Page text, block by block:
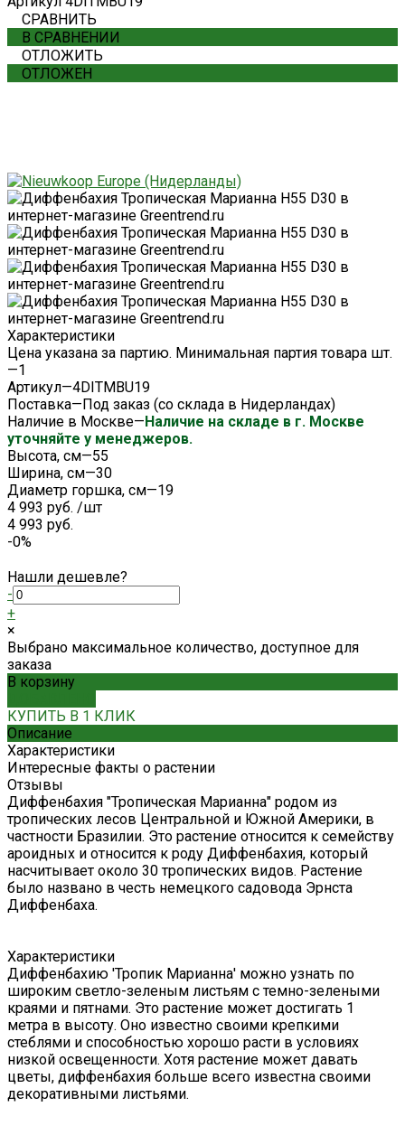
СРАВНИТЬ
В СРАВНЕНИИ
ОТЛОЖИТЬ
ОТЛОЖЕН
Характеристики
Цена указана за партию. Минимальная партия товара шт.
—1
Артикул—4DITMBU19
Поставка—Под заказ (со склада в Нидерландах)
Наличие в Москве—Наличие на складе в г. Москве
уточняйте у менеджеров.
Высота, см—55
Ширина, см—30
Диаметр горшка, см—19
4 993 руб. /шт
4 993 руб.
-0%
Нашли дешевле?
-
+
×
Выбрано максимальное количество, доступное для
заказа
В корзину
КУПИТЬ В 1 КЛИК
Описание
Характеристики
Интересные факты о растении
Отзывы
Диффенбахия "Тропическая Марианна" родом из
тропических лесов Центральной и Южной Америки, в
частности Бразилии. Это растение относится к семейству
ароидных и относится к роду Диффенбахия, который
насчитывает около 30 тропических видов. Растение
было названо в честь немецкого садовода Эрнста
Диффенбаха.
Характеристики
Диффенбахию 'Тропик Марианна' можно узнать по
широким светло-зеленым листьям с темно-зелеными
краями и пятнами. Это растение может достигать 1
метра в высоту. Оно известно своими крепкими
стеблями и способностью хорошо расти в условиях
низкой освещенности. Хотя растение может давать
цветы, диффенбахия больше всего известна своими
декоративными листьями.